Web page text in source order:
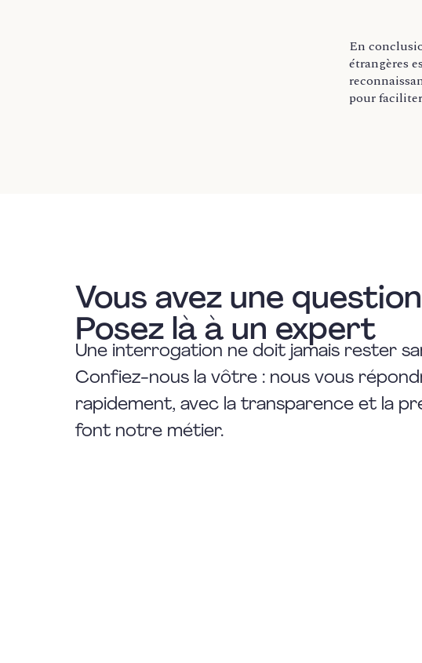
En
étrangères
pour
Vous avez une
Posez là à un expert
Une interrogation ne doit jamais rester
Confiez-nous la vôtre : nous vous
rapidement, avec la transparence et la
font notre métier.